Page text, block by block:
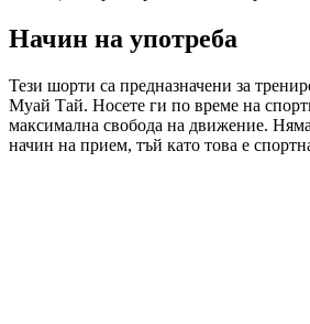
Начин на употреба
Тези шорти са предназначени за
Муай Тай. Носете ги по време на
максимална свобода на движение.
начин на прием, тъй като това е